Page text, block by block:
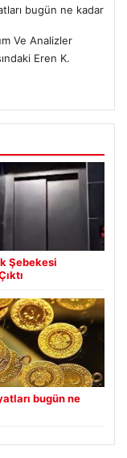
bugün ne kadar
Ve Analizler
Eren K.
Şebekesi
bugün ne